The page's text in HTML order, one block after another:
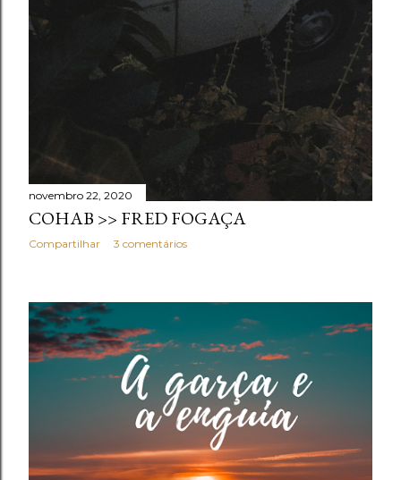
novembro 22, 2020
COHAB >> FRED FOGAÇA
Compartilhar 3 comentários